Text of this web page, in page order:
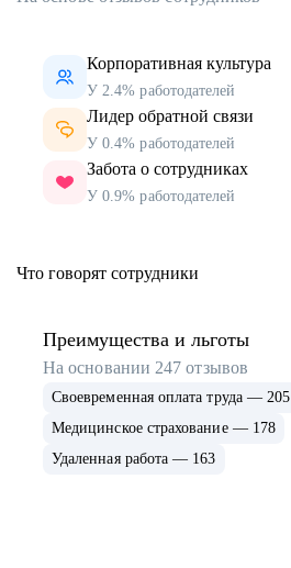
Корпоративная культура
У 2.4% работодателей
Лидер обратной связи
У 0.4% работодателей
Забота о сотрудниках
У 0.9% работодателей
Что говорят сотрудники
Преимущества и льготы
На основании 247 отзывов
Своевременная оплата труда — 205
Медицинское страхование — 178
Удаленная работа — 163